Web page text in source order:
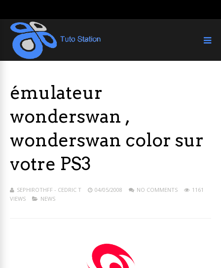
émulateur
wonderswan ,
wonderswan color sur
votre PS3
SEPHIROTHFF - CEDRIC T 04/05/2008 NO COMMENTS
1161
VIEWS
NEWS